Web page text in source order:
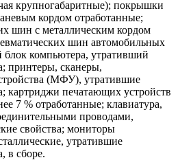
крупногабаритные); покрышки
кордом отработанные;
шин с металлическим кордом
шин автомобильных
блок компьютера, утративший
принтеры, сканеры,
(МФУ), утратившие
картриджи печатающих устройств
7 % отработанные; клавиатура,
проводами,
свойства; мониторы
утратившие
в сборе.